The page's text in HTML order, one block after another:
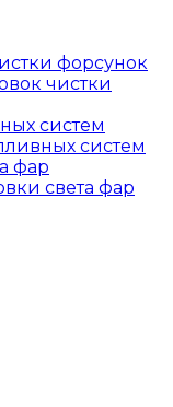
форсунок
чистки
систем
систем
фар
света фар